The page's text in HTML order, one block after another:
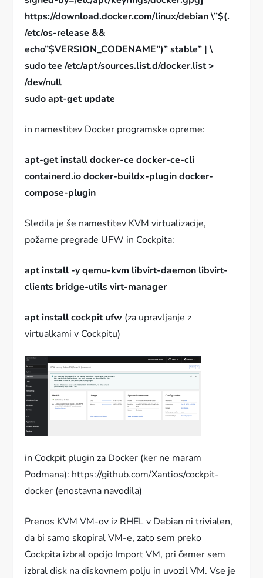
https://download.docker.com/linux/debian \”$(.
/etc/os-release &&
echo”$VERSION_CODENAME”)” stable” | \
sudo tee /etc/apt/sources.list.d/docker.list >
/dev/null
sudo apt-get update
in namestitev Docker programske opreme:
apt-get install docker-ce docker-ce-cli
containerd.io docker-buildx-plugin docker-
compose-plugin
Sledila je še namestitev KVM virtualizacije,
požarne pregrade UFW in Cockpita:
apt install -y qemu-kvm libvirt-daemon libvirt-
clients bridge-utils virt-manager
apt install cockpit ufw (za upravljanje z
virtualkami v Cockpitu)
in Cockpit plugin za Docker (ker ne maram
Podmana): https://github.com/Xantios/cockpit-
docker (enostavna navodila)
Prenos KVM VM-ov iz RHEL v Debian ni trivialen,
da bi samo skopiral VM-e, zato sem preko
Cockpita izbral opcijo Import VM, pri čemer sem
izbral disk na diskovnem polju in uvozil VM. Vse je